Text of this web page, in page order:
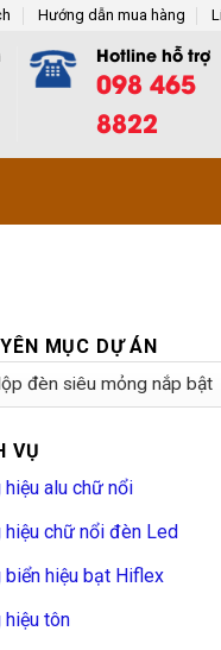
Hướng dẫn mua hàng
Hotline hỗ trợ
098 465
8822
MỤC DỰ ÁN
VỤ
hiệu alu chữ nổi
hiệu chữ nổi đèn Led
biển hiệu bạt Hiflex
hiệu tôn